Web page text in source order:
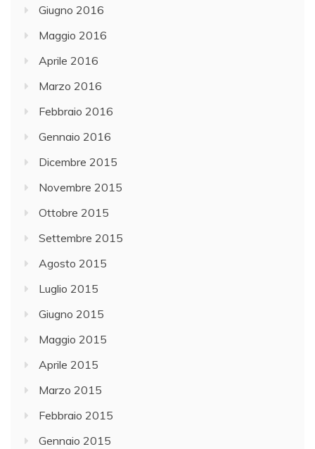
Giugno 2016
Maggio 2016
Aprile 2016
Marzo 2016
Febbraio 2016
Gennaio 2016
Dicembre 2015
Novembre 2015
Ottobre 2015
Settembre 2015
Agosto 2015
Luglio 2015
Giugno 2015
Maggio 2015
Aprile 2015
Marzo 2015
Febbraio 2015
Gennaio 2015